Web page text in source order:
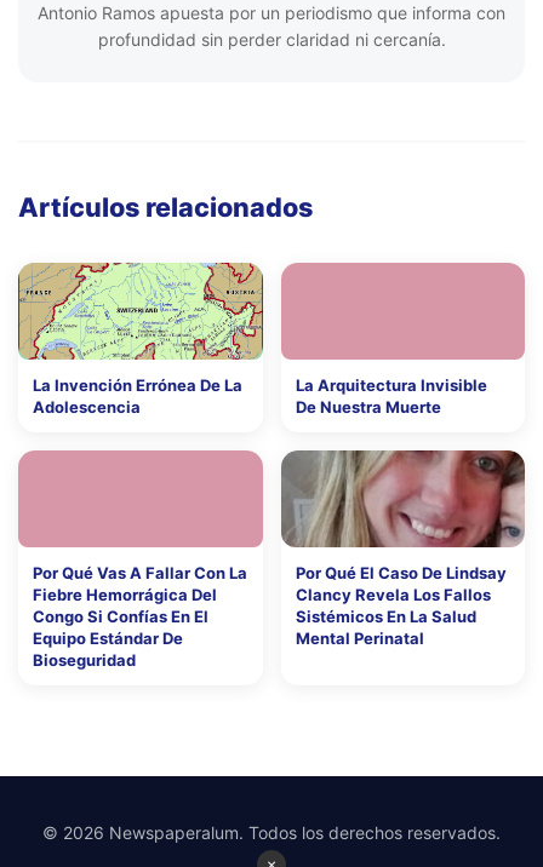
Antonio Ramos apuesta por un periodismo que informa con
profundidad sin perder claridad ni cercanía.
Artículos relacionados
La Invención Errónea De La
Adolescencia
La Arquitectura Invisible
De Nuestra Muerte
Por Qué Vas A Fallar Con La
Fiebre Hemorrágica Del
Congo Si Confías En El
Equipo Estándar De
Bioseguridad
Por Qué El Caso De Lindsay
Clancy Revela Los Fallos
Sistémicos En La Salud
Mental Perinatal
© 2026 Newspaperalum. Todos los derechos reservados.